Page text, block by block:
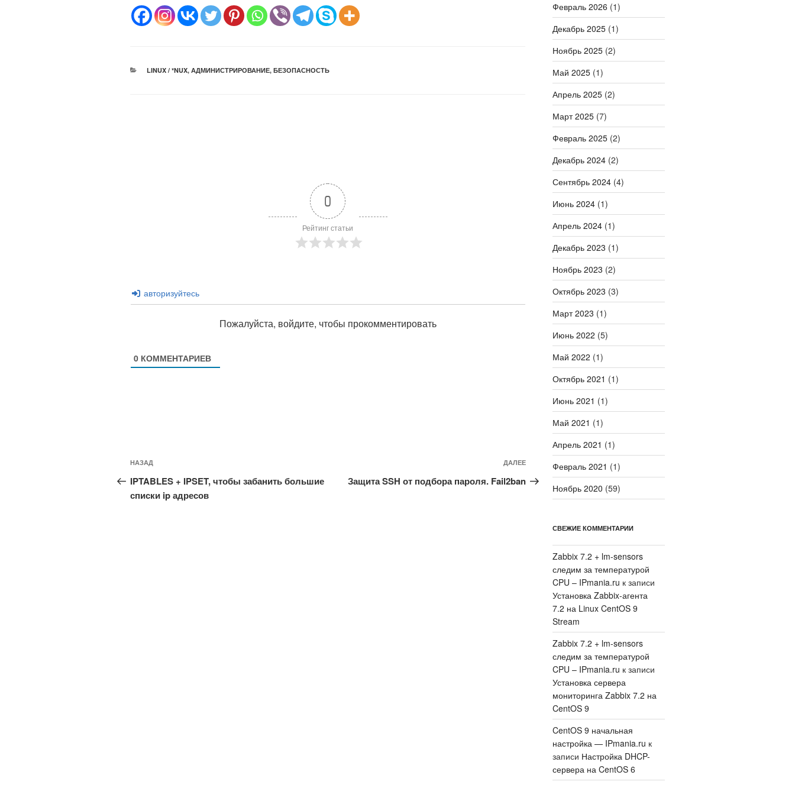
РУБРИКИ
LINUX / *NUX, АДМИНИСТРИРОВАНИЕ, БЕЗОПАСНОСТЬ
0
Рейтинг статьи
авторизуйтесь
Пожалуйста, войдите, чтобы прокомментировать
0 КОММЕНТАРИЕВ
Навигация
по
записям
Предыдущая
запись:
НАЗАД
IPTABLES + IPSET, чтобы забанить большие
списки ip адресов
Следующая
запись
ДАЛЕЕ
Защита SSH от подбора пароля. Fail2ban
Февраль 2026 (1)
Декабрь 2025 (1)
Ноябрь 2025 (2)
Май 2025 (1)
Апрель 2025 (2)
Март 2025 (7)
Февраль 2025 (2)
Декабрь 2024 (2)
Сентябрь 2024 (4)
Июнь 2024 (1)
Апрель 2024 (1)
Декабрь 2023 (1)
Ноябрь 2023 (2)
Октябрь 2023 (3)
Март 2023 (1)
Июнь 2022 (5)
Май 2022 (1)
Октябрь 2021 (1)
Июнь 2021 (1)
Май 2021 (1)
Апрель 2021 (1)
Февраль 2021 (1)
Ноябрь 2020 (59)
СВЕЖИЕ КОММЕНТАРИИ
Zabbix 7.2 + lm-sensors
следим за температурой
CPU – IPmania.ru к записи
Установка Zabbix-агента
7.2 на Linux CentOS 9
Stream
Zabbix 7.2 + lm-sensors
следим за температурой
CPU – IPmania.ru к записи
Установка сервера
мониторинга Zabbix 7.2 на
CentOS 9
CentOS 9 начальная
настройка — IPmania.ru к
записи Настройка DHCP-
сервера на CentOS 6